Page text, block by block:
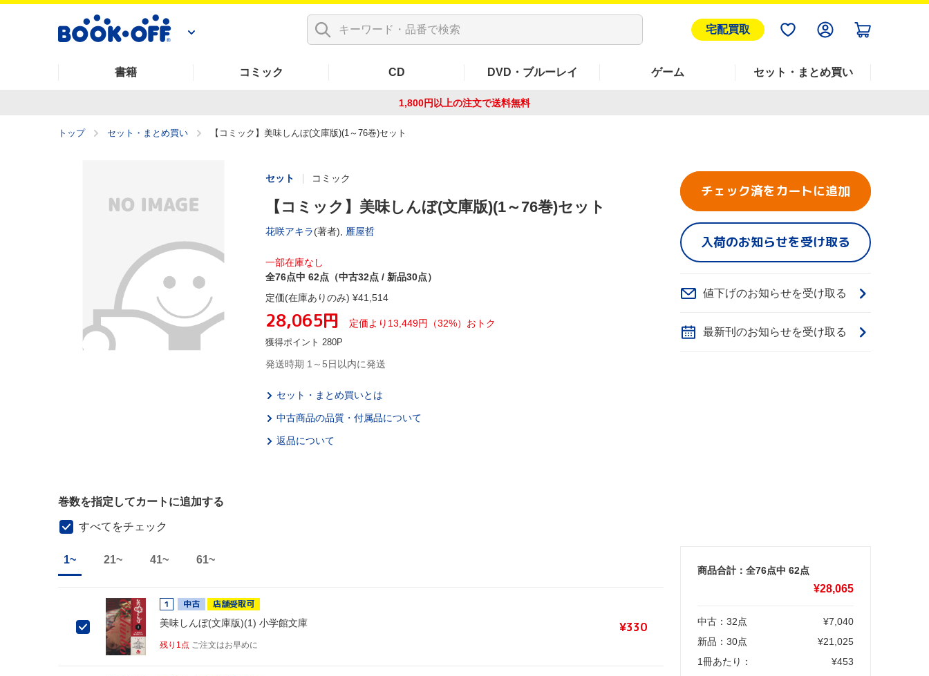
宅配買取
書籍 コミック CD DVD・ブルーレイ ゲーム セット・まとめ買い
1,800円以上の注文で送料無料
トップ セット・まとめ買い 【コミック】美味しんぼ(文庫版)(1～76巻)セット
セット コミック
【コミック】美味しんぼ(文庫版)(1～76巻)セット
花咲アキラ(著者), 雁屋哲
一部在庫なし
全76点中 62点（中古32点 / 新品30点）
定価(在庫ありのみ) ¥41,514
28,065円 定価より 13,449円 （32%） おトク
獲得ポイント 280P
発送時期 1～5日以内に発送
セット・まとめ買いとは
中古商品の品質・付属品について
返品について
チェック済をカートに追加
入荷のお知らせを受け取る
値下げのお知らせを受け取る
最新刊のお知らせを受け取る
巻数を指定してカートに追加する
すべてをチェック
1~ 21~ 41~ 61~
1 中古 店舗受取可
美味しんぼ(文庫版)(1) 小学館文庫
残り1点 ご注文はお早めに
¥330
商品合計：全76点中 62点
¥28,065
中古： 32点 ¥7,040
新品： 30点 ¥21,025
1冊あたり：
¥453